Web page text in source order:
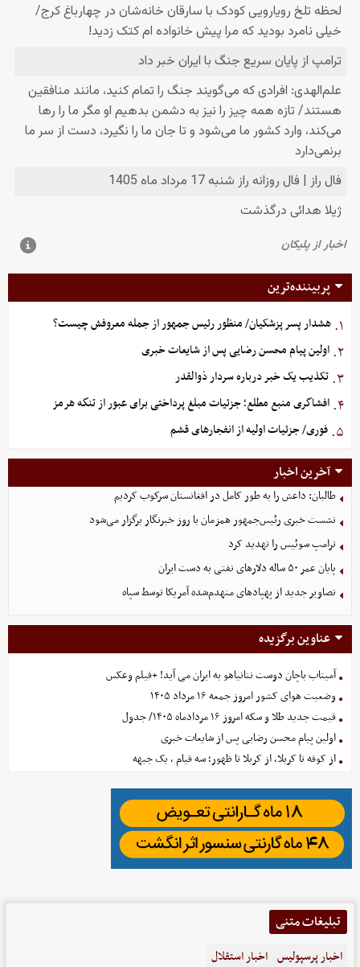
پربیننده‌ترین
۱. هشدار پسر پزشکیان/ منظور رئیس جمهور از جمله معروفش چیست؟
۲. اولین پیام محسن رضایی پس از شایعات خبری
۳. تکذیب یک خبر درباره سردار ذوالقدر
۴. افشاگری منبع مطلع؛ جزئیات مبلغ پرداختی برای عبور از تنگه هرمز
۵. فوری/ جزئیات اولیه از انفجارهای قشم
آخرین اخبار
طالبان: داعش را به طور کامل در افغانستان سرکوب کردیم
نشست خبری رئیس‌جمهور همزمان با روز خبرنگار برگزار می‌شود
ترامپ سوئیس را تهدید کرد
پایان عمر ۵۰ ساله دلارهای نفتی به دست ایران
تصاویر جدید از پهپادهای منهدم‌شده آمریکا توسط سپاه
عناوین برگزیده
آمیتاب باچان دوست نتانیاهو به ایران می آید! +فیلم وعکس
وضعیت هوای کشور امروز جمعه ۱۶ مرداد ۱۴۰۵
قیمت جدید طلا و سکه امروز ۱۶ مردادماه ۱۴۰۵/ جدول
اولین پیام محسن رضایی پس از شایعات خبری
از کوفه تا کربلا، از کربلا تا ظهور؛ سه قیام ، یک جبهه
تبلیغات متنی
اخبار پرسپولیس اخبار استقلال